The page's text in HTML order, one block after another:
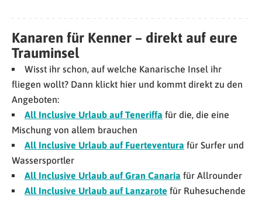
Kanaren für Kenner – direkt auf eure
Trauminsel
Wisst ihr schon, auf welche Kanarische Insel ihr
fliegen wollt? Dann klickt hier und kommt direkt zu den
Angeboten:
All Inclusive Urlaub auf Teneriffa für die, die eine
Mischung von allem brauchen
All Inclusive Urlaub auf Fuerteventura für Surfer und
Wassersportler
All Inclusive Urlaub auf Gran Canaria für Allrounder
All Inclusive Urlaub auf Lanzarote für Ruhesuchende